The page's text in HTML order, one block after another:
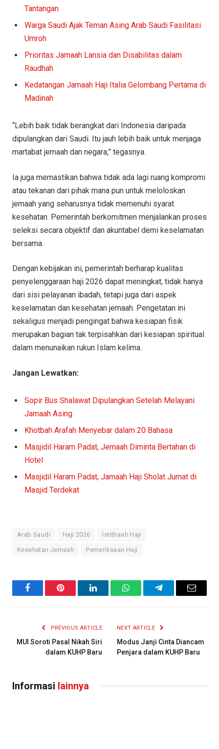
Tantangan
Warga Saudi Ajak Teman Asing Arab Saudi Fasilitasi
Umroh
Prioritas Jamaah Lansia dan Disabilitas dalam
Raudhah
Kedatangan Jamaah Haji Italia Gelombang Pertama di
Madinah
“Lebih baik tidak berangkat dari Indonesia daripada
dipulangkan dari Saudi. Itu jauh lebih baik untuk menjaga
martabat jemaah dan negara,” tegasnya.
Ia juga memastikan bahwa tidak ada lagi ruang kompromi
atau tekanan dari pihak mana pun untuk meloloskan
jemaah yang seharusnya tidak memenuhi syarat
kesehatan. Pemerintah berkomitmen menjalankan proses
seleksi secara objektif dan akuntabel demi keselamatan
bersama.
Dengan kebijakan ini, pemerintah berharap kualitas
penyelenggaraan haji 2026 dapat meningkat, tidak hanya
dari sisi pelayanan ibadah, tetapi juga dari aspek
keselamatan dan kesehatan jemaah. Pengetatan ini
sekaligus menjadi pengingat bahwa kesiapan fisik
merupakan bagian tak terpisahkan dari kesiapan spiritual
dalam menunaikan rukun Islam kelima.
Jangan Lewatkan:
Sopir Bus Shalawat Dipulangkan Setelah Melayani
Jamaah Asing
Khotbah Arafah Menyebar dalam 20 Bahasa
Masjidil Haram Padat, Jemaah Diminta Bertahan di
Hotel
Masjidil Haram Padat, Jamaah Haji Sholat Jumat di
Masjid Terdekat
Arab Saudi Haji 2026 Istithaah Haji
Kesehatan Jemaah Pemeriksaan Haji
FacebookPinterest LinkedInWhatsAppTelegramEmail
PREVIOUS ARTICLE
MUI Soroti Pasal Nikah Siri
dalam KUHP Baru
NEXT ARTICLE
Modus Janji Cinta Diancam
Penjara dalam KUHP Baru
Informasi lainnya